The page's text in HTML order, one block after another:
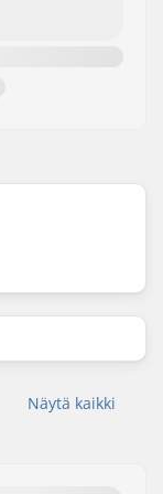
Näytä kaikki